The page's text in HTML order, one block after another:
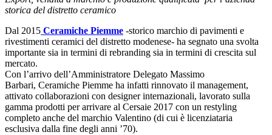
storica del distretto ceramico
Dal 2015 Ceramiche Piemme -storico marchio di pavimenti e
rivestimenti ceramici del distretto modenese- ha segnato una svolta
importante sia in termini di rebranding sia in termini di crescita sul
mercato.
Con l’arrivo dell’Amministratore Delegato Massimo
Barbari, Ceramiche Piemme ha infatti rinnovato il management,
attivato collaborazioni con designer internazionali, lavorato sulla
gamma prodotti per arrivare al Cersaie 2017 con un restyling
completo anche del marchio Valentino (di cui è licenziataria
esclusiva dalla fine degli anni ’70).